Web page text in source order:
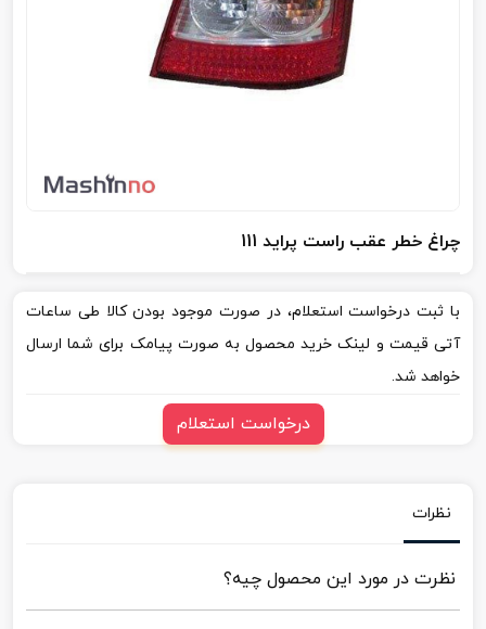
چراغ خطر عقب راست پراید 111
با ثبت درخواست استعلام، در صورت موجود بودن کالا طی ساعات
آتی قیمت و لینک خرید محصول به صورت پیامک برای شما ارسال
خواهد شد.
درخواست استعلام
نظرات
نظرت در مورد این محصول چیه؟